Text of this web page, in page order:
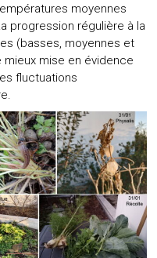
moyennes
progression régulière à la
(basses, moyennes et
mieux mise en évidence
fluctuations